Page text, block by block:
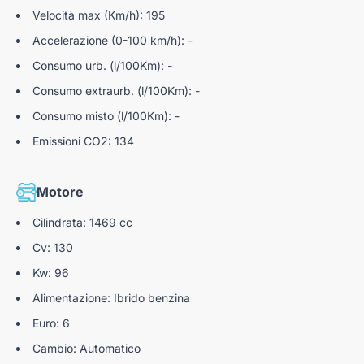
Velocità max (Km/h): 195
Accelerazione (0-100 km/h): -
Consumo urb. (l/100Km): -
Consumo extraurb. (l/100Km): -
Consumo misto (l/100Km): -
Emissioni CO2: 134
Motore
Cilindrata: 1469 cc
Cv: 130
Kw: 96
Alimentazione: Ibrido benzina
Euro: 6
Cambio: Automatico